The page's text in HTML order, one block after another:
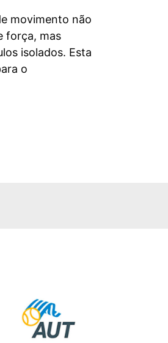
movimento não
força, mas
isolados. Esta
o